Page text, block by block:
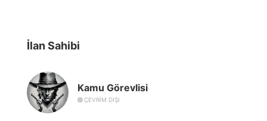
İlan Sahibi
Kamu Görevlisi
ÇEVRIM DIŞI